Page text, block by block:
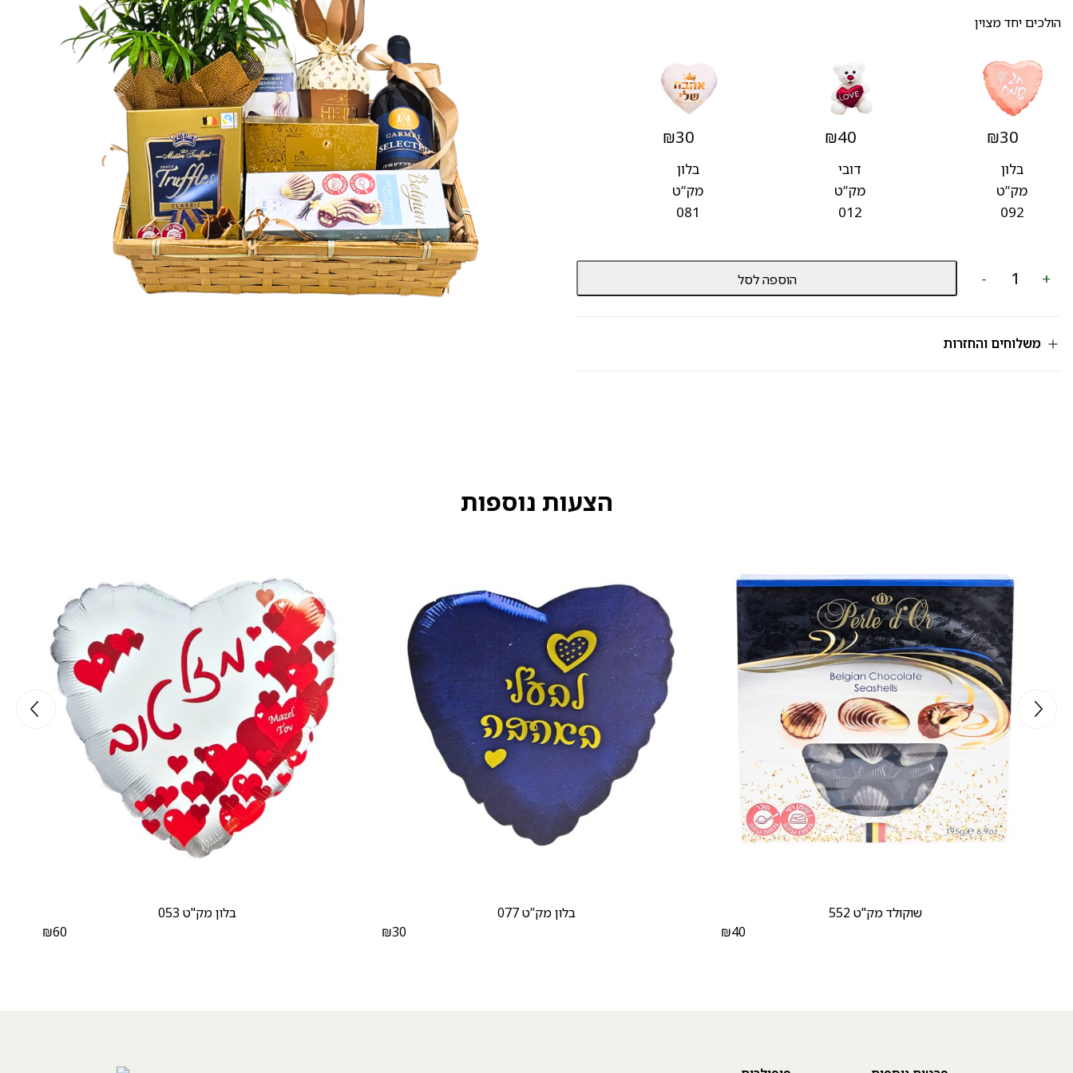
הולכים יחד מצוין
בלון
מק”ט
092
₪30
דובי
מק”ט
012
₪40
בלון
מק”ט
081
₪30
-
כמות
מארז
596
+ הוספה לסל
משלוחים והחזרות
הצעות נוספות
שוקולד מק"ט 552
₪40
בלון מק”ט 077
₪30
בלון מק"ט 053
₪60